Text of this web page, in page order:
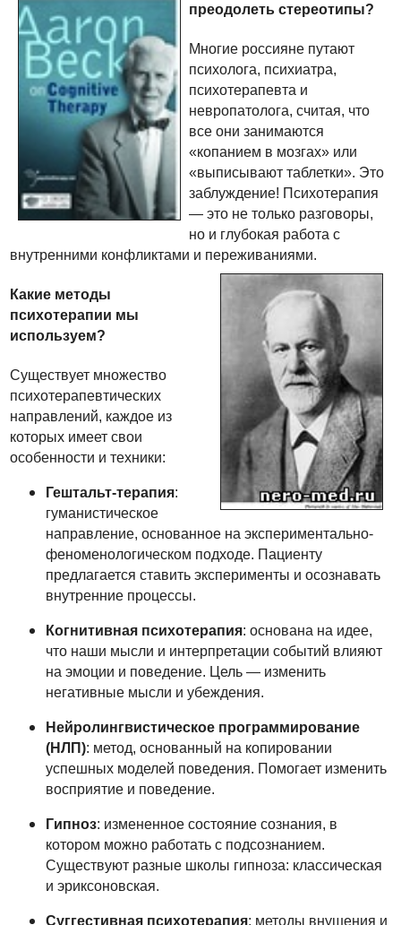
преодолеть стереотипы?
Многие россияне путают
психолога, психиатра,
психотерапевта и
невропатолога, считая, что
все они занимаются
«копанием в мозгах» или
«выписывают таблетки». Это
заблуждение! Психотерапия
— это не только разговоры,
но и глубокая работа с
внутренними конфликтами и переживаниями.
Какие методы
психотерапии мы
используем?
Существует множество
психотерапевтических
направлений, каждое из
которых имеет свои
особенности и техники:
Гештальт-терапия:
гуманистическое
направление, основанное на экспериментально-
феноменологическом подходе. Пациенту
предлагается ставить эксперименты и осознавать
внутренние процессы.
Когнитивная психотерапия: основана на идее,
что наши мысли и интерпретации событий влияют
на эмоции и поведение. Цель — изменить
негативные мысли и убеждения.
Нейролингвистическое программирование
(НЛП): метод, основанный на копировании
успешных моделей поведения. Помогает изменить
восприятие и поведение.
Гипноз: измененное состояние сознания, в
котором можно работать с подсознанием.
Существуют разные школы гипноза: классическая
и эриксоновская.
Суггестивная психотерапия: методы внушения и